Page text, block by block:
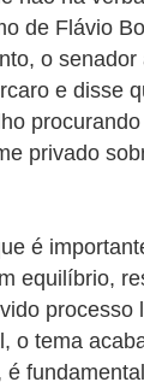
de Flávio
o senador
e disse
privado
é
equilíbrio,
processo
o tema
é